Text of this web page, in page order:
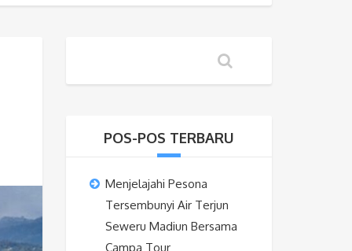
POS-POS TERBARU
Menjelajahi Pesona
Tersembunyi Air Terjun
Seweru Madiun Bersama
Campa Tour